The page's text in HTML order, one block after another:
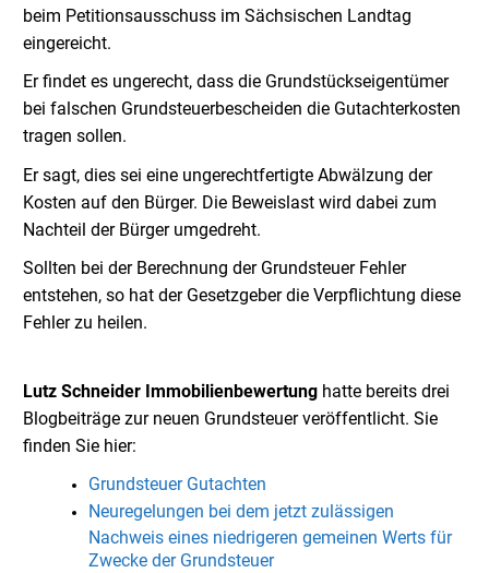
beim Petitionsausschuss im Sächsischen Landtag
eingereicht.
Er findet es ungerecht, dass die Grundstückseigentümer
bei falschen Grundsteuerbescheiden die Gutachterkosten
tragen sollen.
Er sagt, dies sei eine ungerechtfertigte Abwälzung der
Kosten auf den Bürger. Die Beweislast wird dabei zum
Nachteil der Bürger umgedreht.
Sollten bei der Berechnung der Grundsteuer Fehler
entstehen, so hat der Gesetzgeber die Verpflichtung diese
Fehler zu heilen.
Lutz Schneider Immobilienbewertung hatte bereits drei
Blogbeiträge zur neuen Grundsteuer veröffentlicht. Sie
finden Sie hier:
Grundsteuer Gutachten
Neuregelungen bei dem jetzt zulässigen
Nachweis eines niedrigeren gemeinen Werts für
Zwecke der Grundsteuer